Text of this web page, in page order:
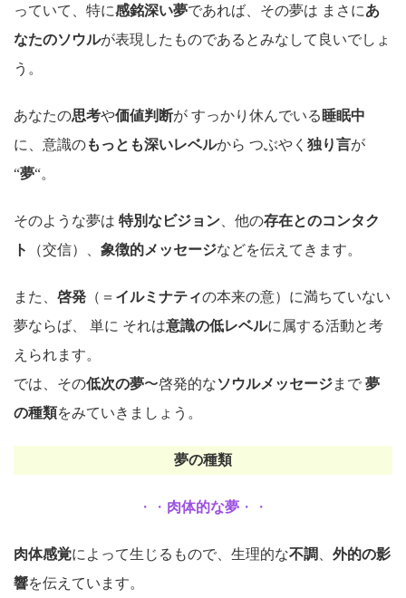
っていて、特に感銘深い夢であれば、その夢は まさにあ
なたのソウルが表現したものであるとみなして良いでしょ
う。
あなたの思考や価値判断が すっかり休んでいる 睡眠中
に、意識のもっとも深いレベルから つぶやく 独り言が
“夢“。
そのような夢は 特別なビジョン 、他の存在とのコンタク
ト
（交信）、 象徴的メッセージなどを伝えてきます。
また、 啓発 （＝ イルミナティの本来の意）に満ちていない
夢ならば、 単に それは意識の低レベルに属する活動と考
えられます。
では、その低次の夢〜啓発的なソウルメッセージまで 夢
の種類をみていきましょう。
夢の種類
・・ 肉体的な夢 ・・
肉体感覚によって生じるもので、生理的な不調
外的の影
響を伝えています。